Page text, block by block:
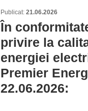
Publicat: 21.06.2026
În
privire la
energiei
Premier
22.06.2026: